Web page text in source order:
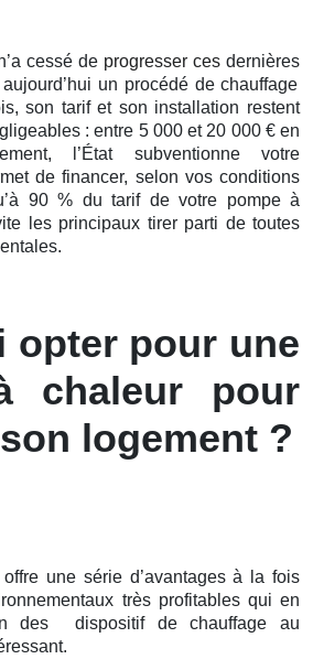
cessé de progresser ces dernières
un procédé de chauffage
son tarif et son installation restent
: entre 5 000 et 20 000 € en
l’État subventionne votre
de financer, selon vos conditions
90 % du tarif de votre pompe à
les principaux tirer parti de toutes
opter pour une
chaleur pour
logement ?
une série d’avantages à la fois
très profitables qui en
des dispositif de chauffage au